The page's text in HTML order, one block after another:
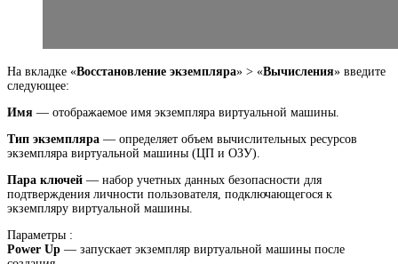
На вкладке «Восстановление экземпляра» > «Вычисления» введите
следующее:
Имя — отображаемое имя экземпляра виртуальной машины.
Тип экземпляра — определяет объем вычислительных ресурсов
экземпляра виртуальной машины (ЦП и ОЗУ).
Пара ключей — набор учетных данных безопасности для
подтверждения личности пользователя, подключающегося к
экземпляру виртуальной машины.
Параметры :
Power Up — запускает экземпляр виртуальной машины после